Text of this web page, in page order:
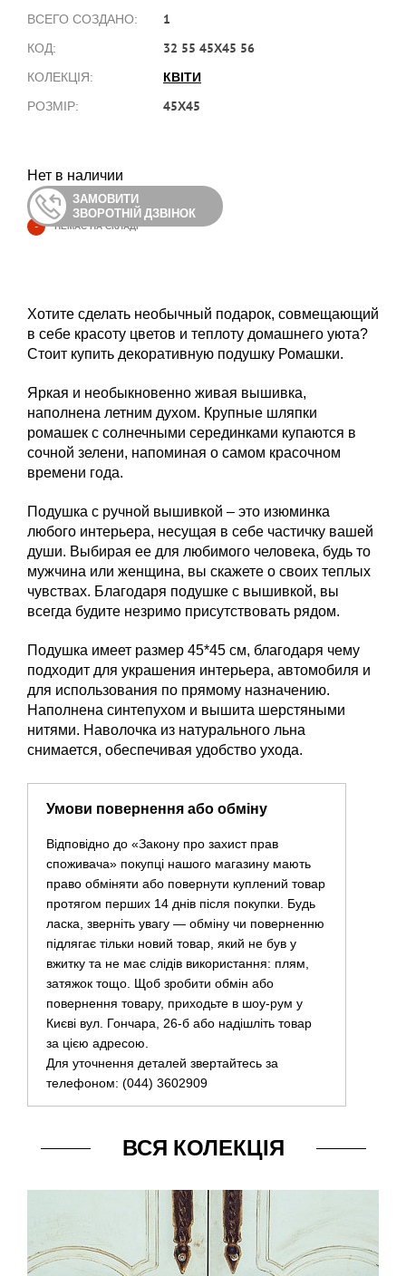
ВСЕГО СОЗДАНО: 1
КОД: 32 55 45Х45 56
КОЛЕКЦІЯ: КВІТИ
РОЗМІР: 45Х45
Нет в наличии
ЗАМОВИТИ
ЗВОРОТНІЙ ДЗВІНОК
- НЕМАЄ НА СКЛАДІ
Хотите сделать необычный подарок, совмещающий
в себе красоту цветов и теплоту домашнего уюта?
Стоит купить декоративную подушку Ромашки.
Яркая и необыкновенно живая вышивка,
наполнена летним духом. Крупные шляпки
ромашек с солнечными серединками купаются в
сочной зелени, напоминая о самом красочном
времени года.
Подушка с ручной вышивкой – это изюминка
любого интерьера, несущая в себе частичку вашей
души. Выбирая ее для любимого человека, будь то
мужчина или женщина, вы скажете о своих теплых
чувствах. Благодаря подушке с вышивкой, вы
всегда будите незримо присутствовать рядом.
Подушка имеет размер 45*45 см, благодаря чему
подходит для украшения интерьера, автомобиля и
для использования по прямому назначению.
Наполнена синтепухом и вышита шерстяными
нитями. Наволочка из натурального льна
снимается, обеспечивая удобство ухода.
Умови повернення або обміну
Відповідно до «Закону про захист прав
споживача» покупці нашого магазину мають
право обміняти або повернути куплений товар
протягом перших 14 днів після покупки. Будь
ласка, зверніть увагу — обміну чи поверненню
підлягає тільки новий товар, який не був у
вжитку та не має слідів використання: плям,
затяжок тощо. Щоб зробити обмін або
повернення товару, приходьте в шоу-рум у
Києві вул. Гончара, 26-б або надішліть товар
за цією адресою.
Для уточнення деталей звертайтесь за
телефоном: (044) 3602909
ВСЯ КОЛЕКЦІЯ